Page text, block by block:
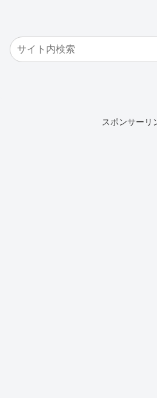
スポンサーリ